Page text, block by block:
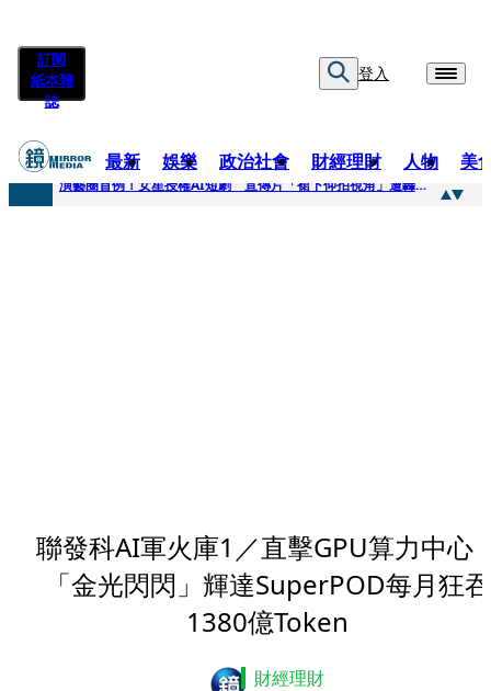
訂閱
紙本雜
誌
登入
最新 娛樂 政治社會 財經理財 人物 美
快訊
演藝圈首例！女星授權AI短劇 宣傳片「裙下仰拍視角」遭轟擦邊：自降身價
聯發科AI軍火庫1／直擊GPU算力中
「金光閃閃」輝達SuperPOD每月狂吞
1380億Token
財經理財